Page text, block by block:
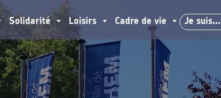
Solidarité Loisirs Cadre de vie Je suis…